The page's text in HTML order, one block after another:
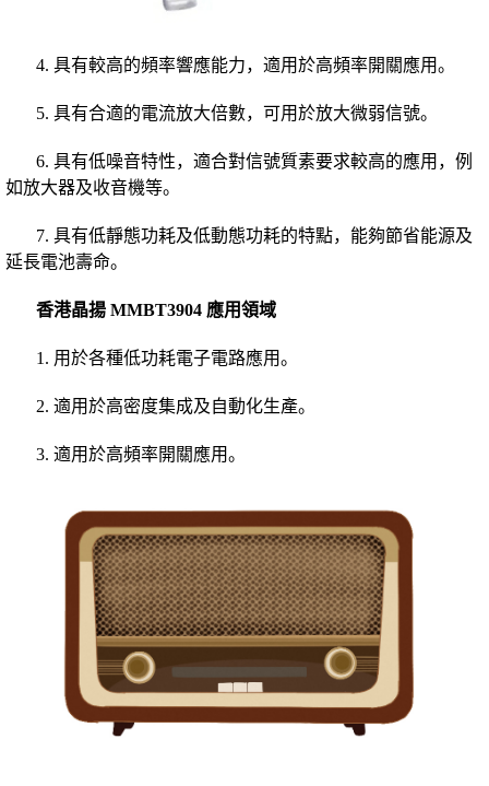
4. 具有較高的頻率響應能力，適用於高頻率開關應用。
5. 具有合適的電流放大倍數，可用於放大微弱信號。
6. 具有低噪音特性，適合對信號質素要求較高的應用，例
如放大器及收音機等。
7. 具有低靜態功耗及低動態功耗的特點，能夠節省能源及
延長電池壽命。
香港晶揚 MMBT3904 應用領域
1. 用於各種低功耗電子電路應用。
2. 適用於高密度集成及自動化生產。
3. 適用於高頻率開關應用。